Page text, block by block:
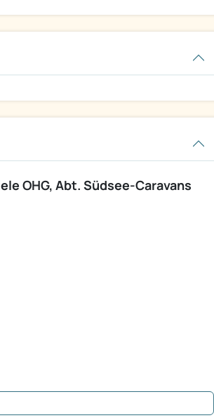
OHG, Abt. Südsee-Caravans